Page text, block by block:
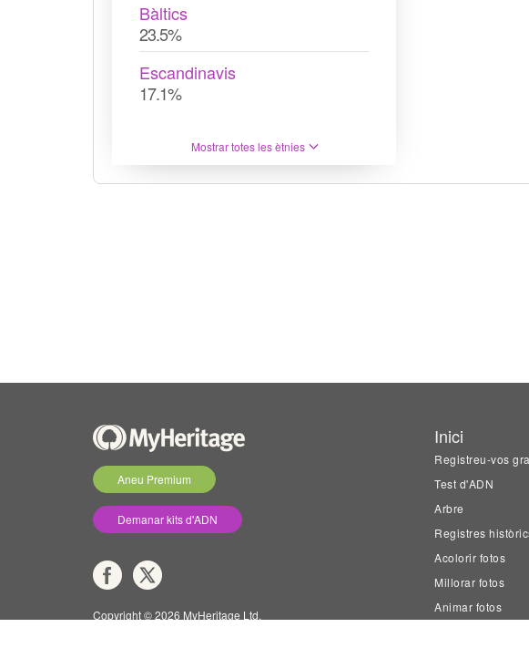
Bàltics
23.5%
Escandinavis
17.1%
Mostrar totes les ètnies
Aneu Premium
Demanar kits d'ADN
Copyright © 2026 MyHeritage Ltd.
Inici
Registreu-vos
Test d'ADN
Arbre
Registres
Acolorir fotos
Millorar fotos
Animar fotos